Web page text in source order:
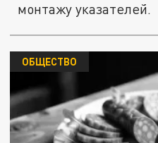
монтажу указателей.
ОБЩЕСТВО